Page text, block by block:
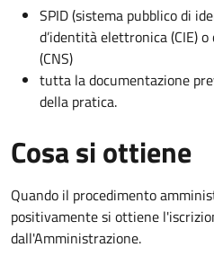
SPID (sistema pubblico di
d’identità elettronica (CIE)
(CNS)
tutta la documentazione
della pratica.
Cosa si ottiene
Quando il procedimento
positivamente si ottiene
dall'Amministrazione.